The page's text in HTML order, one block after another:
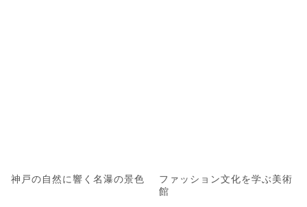
神戸の自然に響く名瀑の景色
ファッション文化を学ぶ美術
館